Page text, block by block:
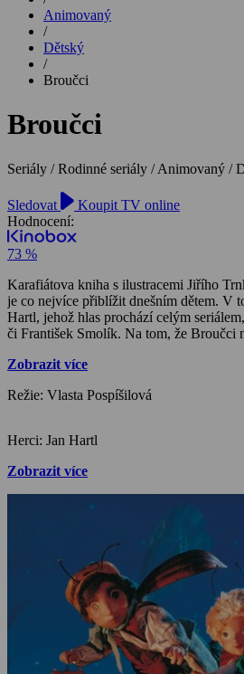
Animovaný
/
Dětský
/
Broučci
Broučci
Seriály / Rodinné seriály / Animovaný /
Sledovat
Koupit TV online
Hodnocení:
73 %
Karafiátova kniha s ilustracemi Jiřího
je co nejvíce přiblížit dnešním dětem. V
Hartl, jehož hlas prochází celým
či František Smolík. Na tom, že Broučci
Zobrazit více
Režie: Vlasta Pospíšilová
Herci: Jan Hartl
Zobrazit více